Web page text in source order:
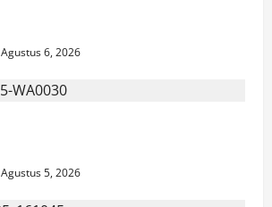
Agustus 6, 2026
Agustus 5, 2026